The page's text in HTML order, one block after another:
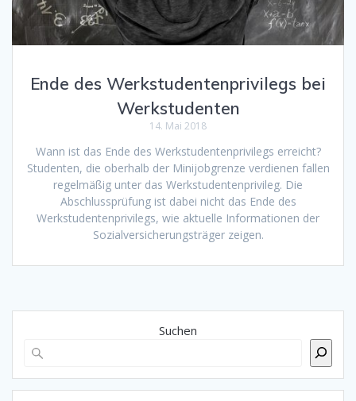
Ende des Werkstudentenprivilegs bei
Werkstudenten
14. Mai 2018
Wann ist das Ende des Werkstudentenprivilegs erreicht?
Studenten, die oberhalb der Minijobgrenze verdienen fallen
regelmäßig unter das Werkstudentenprivileg. Die
Abschlussprüfung ist dabei nicht das Ende des
Werkstudentenprivilegs, wie aktuelle Informationen der
Sozialversicherungsträger zeigen.
Suchen